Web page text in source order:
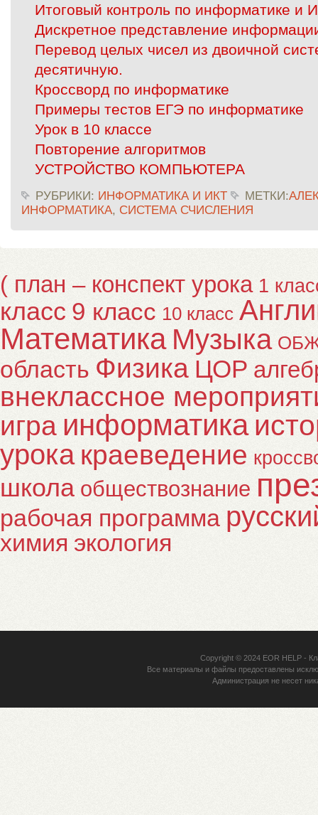
Итоговый контроль по информатике и
Дискретное представление
Перевод целых чисел из двоичной
десятичную.
Кроссворд по информатике
Примеры тестов ЕГЭ по информатике
Урок в 10 классе
Повторение алгоритмов
УСТРОЙСТВО КОМПЬЮТЕРА
РУБРИКИ: ИНФОРМАТИКА И ИКТ МЕТКИ:
ИНФОРМАТИКА, СИСТЕМА СЧИСЛЕНИЯ
( план – конспект урока 1
класс 9 класс 10 класс
Математика Музыка
область Физика ЦОР
внеклассное
игра информатика
урока краеведение
школа обществознание
рабочая программа
химия экология
Copyright © 2024 EOR HELP-
Все материалы и файлы предоставлены
Администрация не несет